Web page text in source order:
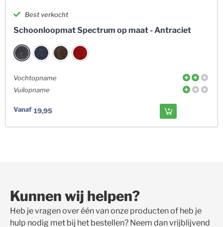
Best verkocht
Schoonloopmat Spectrum op maat - Antraciet
Vochtopname
Vuilopname
Vanaf 19,95
Kunnen wij helpen?
Heb je vragen over één van onze producten of heb je
hulp nodig met bij het bestellen? Neem dan vrijblijvend